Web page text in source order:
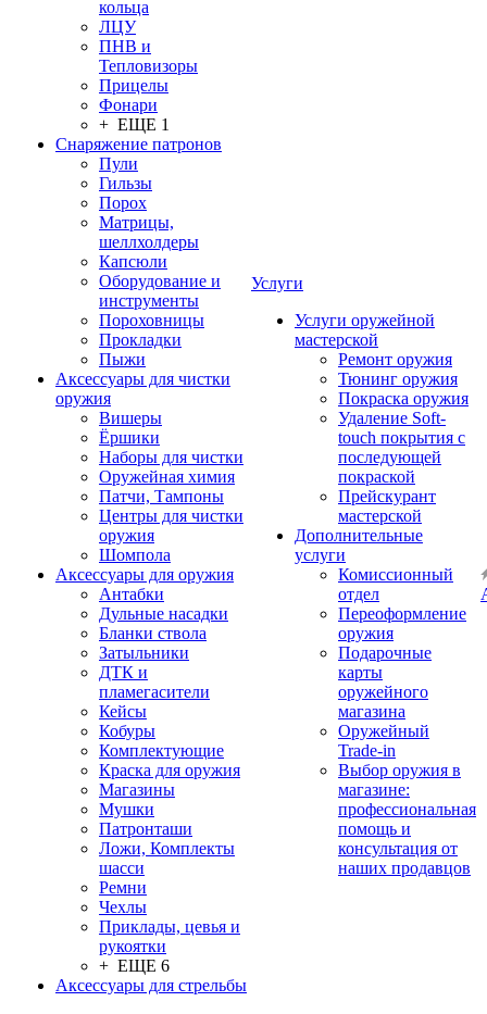
кольца
ЛЦУ
ПНВ и
Тепловизоры
Прицелы
Фонари
+ ЕЩЕ 1
Снаряжение патронов
Пули
Гильзы
Порох
Матрицы,
шеллхолдеры
Капсюли
Оборудование и
инструменты
Пороховницы
Прокладки
Пыжи
Аксессуары для чистки
оружия
Вишеры
Ёршики
Наборы для чистки
Оружейная химия
Патчи, Тампоны
Центры для чистки
оружия
Шомпола
Аксессуары для оружия
Антабки
Дульные насадки
Бланки ствола
Затыльники
ДТК и
пламегасители
Кейсы
Кобуры
Комплектующие
Краска для оружия
Магазины
Мушки
Патронташи
Ложи, Комплекты
шасси
Ремни
Чехлы
Приклады, цевья и
рукоятки
+ ЕЩЕ 6
Аксессуары для стрельбы
Услуги
Услуги оружейной
мастерской
Ремонт оружия
Тюнинг оружия
Покраска оружия
Удаление Soft-
touch покрытия с
последующей
покраской
Прейскурант
мастерской
Дополнительные
услуги
Комиссионный
отдел
Переоформление
оружия
Подарочные
карты
оружейного
магазина
Оружейный
Trade-in
Выбор оружия в
магазине:
профессиональная
помощь и
консультация от
наших продавцов